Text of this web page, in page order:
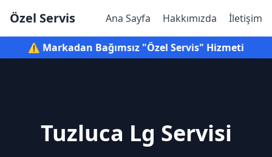
Özel Servis Ana Sayfa Hakkımızda İletişim
⚠️ Markadan Bağımsız "Özel Servis" Hizmeti
Tuzluca Lg Servisi